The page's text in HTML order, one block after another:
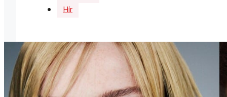
Hír